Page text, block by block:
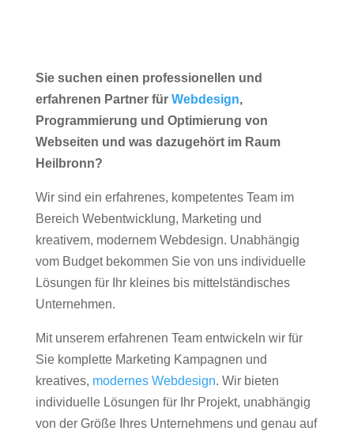
Sie suchen einen professionellen und
erfahrenen Partner für Webdesign,
Programmierung und Optimierung von
Webseiten und was dazugehört im Raum
Heilbronn?
Wir sind ein erfahrenes, kompetentes Team im
Bereich Webentwicklung, Marketing und
kreativem, modernem Webdesign. Unabhängig
vom Budget bekommen Sie von uns individuelle
Lösungen für Ihr kleines bis mittelständisches
Unternehmen.
Mit unserem erfahrenen Team entwickeln wir für
Sie komplette Marketing Kampagnen und
kreatives, modernes Webdesign. Wir bieten
individuelle Lösungen für Ihr Projekt, unabhängig
von der Größe Ihres Unternehmens und genau auf